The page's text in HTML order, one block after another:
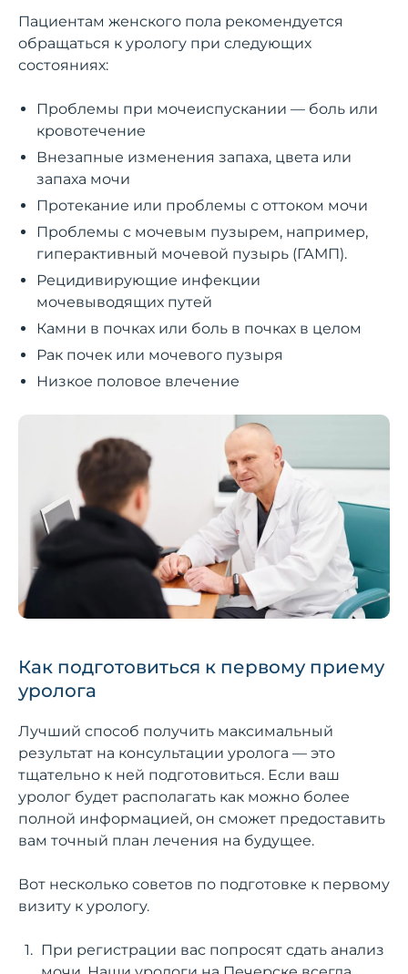
Пациентам женского пола рекомендуется
обращаться к урологу при следующих
состояниях:
Проблемы при мочеиспускании — боль или
кровотечение
Внезапные изменения запаха, цвета или
запаха мочи
Протекание или проблемы с оттоком мочи
Проблемы с мочевым пузырем, например,
гиперактивный мочевой пузырь (ГАМП).
Рецидивирующие инфекции
мочевыводящих путей
Камни в почках или боль в почках в целом
Рак почек или мочевого пузыря
Низкое половое влечение
Как подготовиться к первому приему
уролога
Лучший способ получить максимальный
результат на консультации уролога — это
тщательно к ней подготовиться. Если ваш
уролог будет располагать как можно более
полной информацией, он сможет предоставить
вам точный план лечения на будущее.
Вот несколько советов по подготовке к первому
визиту к урологу.
При регистрации вас попросят сдать анализ